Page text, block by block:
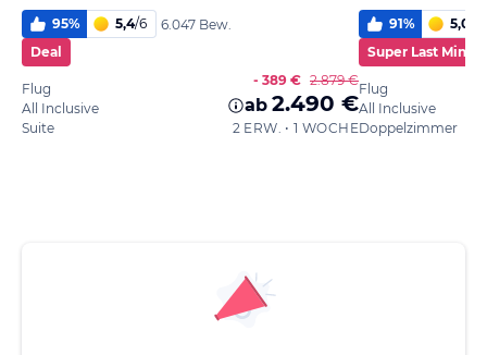
95% 5,4/6
6.047 Bew.
Deal
Flug
All Inclusive
Suite
- 389 € 2.879 €
ab 2.490 €
2 ERW. • 1 WOCHE
91% 5,0
Super Last
Flug
All Inclusive
Doppelzimmer